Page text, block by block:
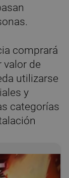
comprará
valor de
utilizarse
y
categorías